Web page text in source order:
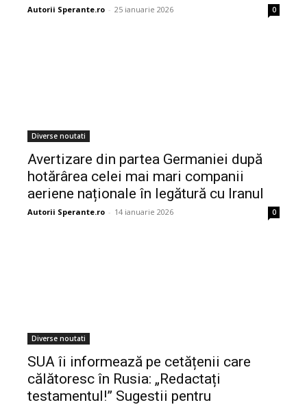
Autorii Sperante.ro - 25 ianuarie 2026 0
Diverse noutati
Avertizare din partea Germaniei după
hotărârea celei mai mari companii
aeriene naționale în legătură cu Iranul
Autorii Sperante.ro - 14 ianuarie 2026 0
Diverse noutati
SUA îi informează pe cetățenii care
călătoresc în Rusia: „Redactați
testamentul!” Sugestii pentru